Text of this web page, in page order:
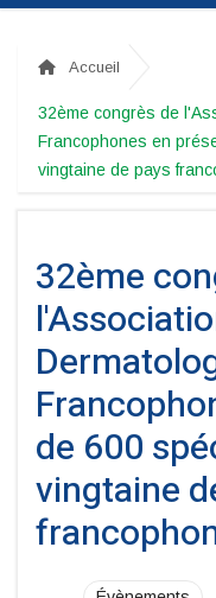
Accueil
32ème congrès de
Francophones en
vingtaine de pays
32ème
de 600
vingtaine